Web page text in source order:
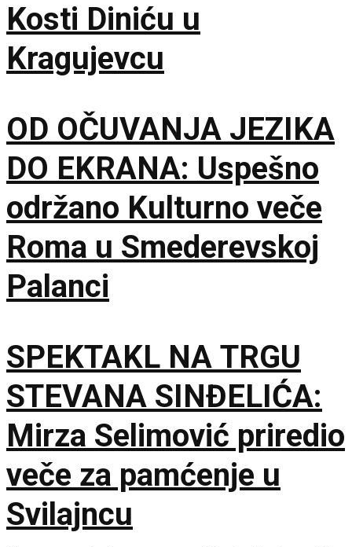
Kosti Diniću u
Kragujevcu
OD OČUVANJA JEZIKA
DO EKRANA: Uspešno
održano Kulturno veče
Roma u Smederevskoj
Palanci
SPEKTAKL NA TRGU
STEVANA SINĐELIĆA:
Mirza Selimović priredio
veče za pamćenje u
Svilajncu